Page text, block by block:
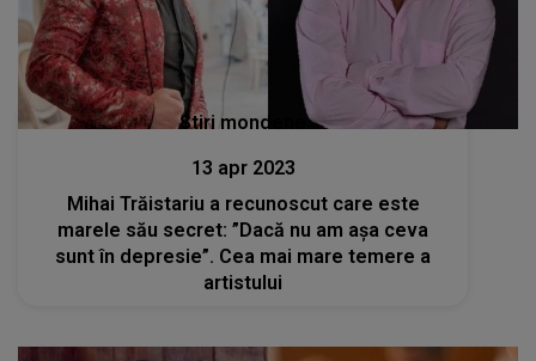
Stiri mondene
13 apr 2023
Mihai Trăistariu a recunoscut care este
marele său secret: ”Dacă nu am așa ceva
sunt în depresie”. Cea mai mare temere a
artistului